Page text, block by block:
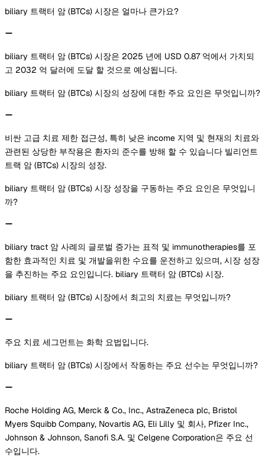
biliary 트랙터 암 (BTCs) 시장은 얼마나 큰가요?
biliary 트랙터 암 (BTCs) 시장은 2025 년에 USD 0.87 억에서 가치되
고 2032 억 달러에 도달 할 것으로 예상됩니다.
biliary 트랙터 암 (BTCs) 시장의 성장에 대한 주요 요인은 무엇입니까?
비싼 고급 치료 제한 접근성, 특히 낮은 income 지역 및 현재의 치료와
관련된 상당한 부작용은 환자의 준수를 방해 할 수 있습니다 빌리언트
트랙 암 (BTCs) 시장의 성장.
biliary 트랙터 암 (BTCs) 시장 성장을 구동하는 주요 요인은 무엇입니
까?
biliary tract 암 사례의 글로벌 증가는 표적 및 immunotherapies를 포
함한 효과적인 치료 및 개발을위한 수요를 운전하고 있으며, 시장 성장
을 추진하는 주요 요인입니다. biliary 트랙터 암 (BTCs) 시장.
biliary 트랙터 암 (BTCs) 시장에서 최고의 치료는 무엇입니까?
주요 치료 세그먼트는 화학 요법입니다.
biliary 트랙터 암 (BTCs) 시장에서 작동하는 주요 선수는 무엇입니까?
Roche Holding AG, Merck & Co., Inc., AstraZeneca plc, Bristol
Myers Squibb Company, Novartis AG, Eli Lilly 및 회사, Pfizer Inc.,
Johnson & Johnson, Sanofi S.A. 및 Celgene Corporation은 주요 선
수입니다.